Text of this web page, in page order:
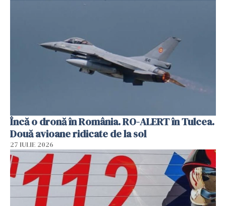
Încă o dronă în România. RO-ALERT în Tulcea.
Două avioane ridicate de la sol
27 IULIE 2026